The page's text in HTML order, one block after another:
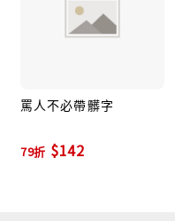
罵人不必帶髒字
79折 $142